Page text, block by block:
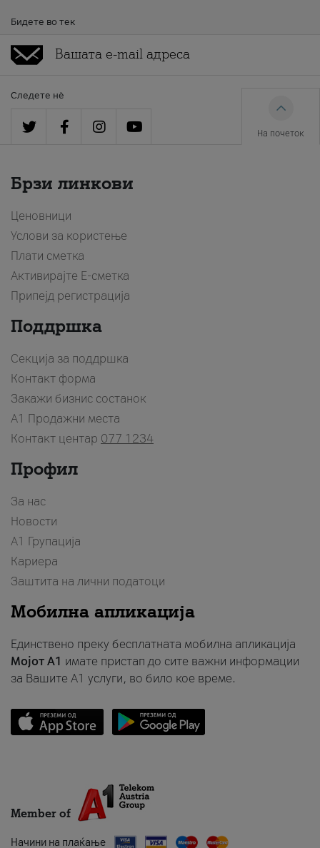
Бидете во тек
Следете нè
На почеток
Брзи линкови
Ценовници
Услови за користење
Плати сметка
Активирајте Е-сметка
Припејд регистрација
Поддршка
Секција за поддршка
Контакт форма
Закажи бизнис состанок
A1 Продажни места
Контакт центар 077 1234
Профил
За нас
Новости
А1 Групација
Кариера
Заштита на лични податоци
Мобилна апликација
Единствено преку бесплатната мобилна апликација
Мојот A1 имате пристап до сите важни информации
за Вашите A1 услуги, во било кое време.
Member of
Начини на плаќање